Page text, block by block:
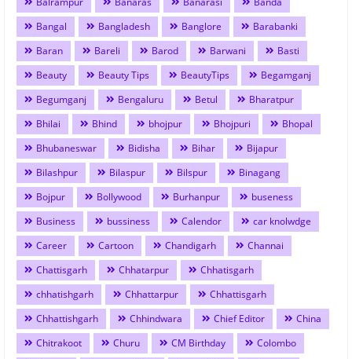
Bangal
Bangladesh Banglore
Barabanki
Baran
Bareli Barod Barwani
Basti
Beauty
Beauty Tips BeautyTips
Begamganj
Begumganj
Bengaluru Betul
Bharatpur
Bhilai
Bhind bhojpur Bhojpuri
Bhopal
Bhubaneswar
Bidisha Bihar
Bijapur
Bilashpur
Bilaspur Bilspur
Binagang
Bojpur
Bollywood Burhanpur
buseness
Business
bussiness Calendor
car knolwdge
Career
Cartoon Chandigarh
Channai
Chattisgarh
Chhatarpur
Chhatisgarh
chhatishgarh
Chhattarpur
Chhattisgarh
Chhattishgarh
Chhindwara Chief Editor
China
Chitrakoot
Churu CM Birthday
Colombo